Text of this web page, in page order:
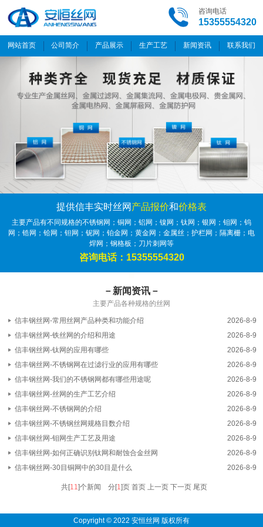
咨询电话
15355554320
网站首页 公司简介 产品展示 生产工艺 新闻资讯 联系我们
提供信丰实时丝网 产品报价和价格表
主要产品有不同规格的不锈钢网；铜网；铝网；镍网；钛网；银网；钼网；钨
网；锆网；铪网；钽网；铌网；铂金网；黄金网；金属丝；护栏网；隔离栅；电
焊网；钢格板；刀片刺网等
咨询电话：15355554320
－新闻资讯－
主要产品各种规格的丝网
信丰钢丝网-常用丝网产品种类和功能介绍
2026-8-9
信丰钢丝网-铁丝网的介绍和用途
2026-8-9
信丰钢丝网-钛网的应用有哪些
2026-8-9
信丰钢丝网-不锈钢网在过滤行业的应用有哪些
2026-8-9
信丰钢丝网-我们的不锈钢网都有哪些用途呢
2026-8-9
信丰钢丝网-丝网的生产工艺介绍
2026-8-9
信丰钢丝网-不锈钢网的介绍
2026-8-9
信丰钢丝网-不锈钢丝网规格目数介绍
2026-8-9
信丰钢丝网-钼网生产工艺及用途
2026-8-9
信丰钢丝网-如何正确识别钛网和耐蚀合金丝网
2026-8-9
信丰钢丝网-30目铜网中的30目是什么
2026-8-9
共[11]个新闻 分[1]页 首页 上一页 下一页 尾页
Copyright © 2022 安恒丝网 版权所有